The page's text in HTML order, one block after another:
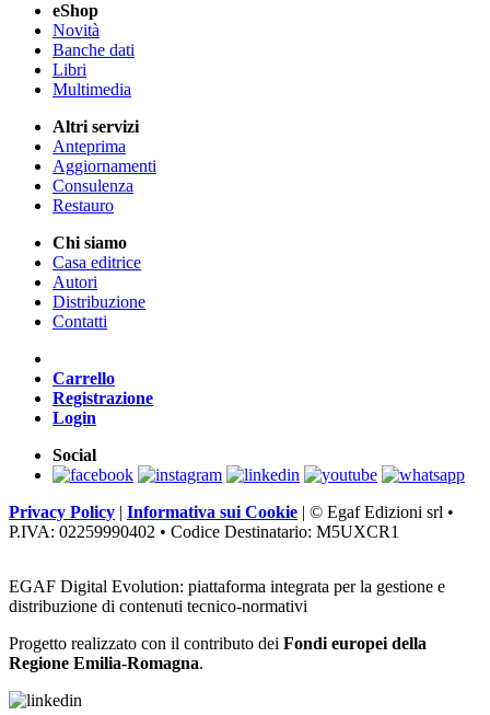
eShop
Novità
Banche dati
Libri
Multimedia
Altri servizi
Anteprima
Aggiornamenti
Consulenza
Restauro
Chi siamo
Casa editrice
Autori
Distribuzione
Contatti
Carrello
Registrazione
Login
Social
Privacy Policy | Informativa sui Cookie | © Egaf Edizioni srl •
P.IVA: 02259990402 • Codice Destinatario: M5UXCR1
EGAF Digital Evolution: piattaforma integrata per la gestione e
distribuzione di contenuti tecnico-normativi
Progetto realizzato con il contributo dei Fondi europei della
Regione Emilia-Romagna.